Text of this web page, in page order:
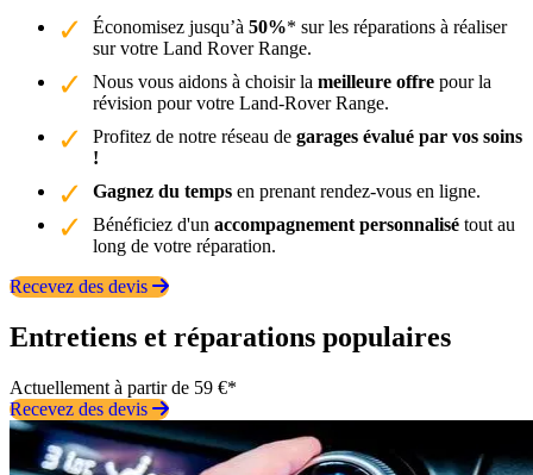
Économisez jusqu’à 50%* sur les réparations à réaliser
sur votre Land Rover Range.
Nous vous aidons à choisir la meilleure offre pour la
révision pour votre Land-Rover Range.
Profitez de notre réseau de garages évalué par vos soins
!
Gagnez du temps en prenant rendez-vous en ligne.
Bénéficiez d'un accompagnement personnalisé tout au
long de votre réparation.
Recevez des devis
Entretiens et réparations populaires
Actuellement à partir de 59 €*
Recevez des devis